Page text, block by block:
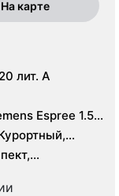
карте
лит. А
Espree 1.5
срезов